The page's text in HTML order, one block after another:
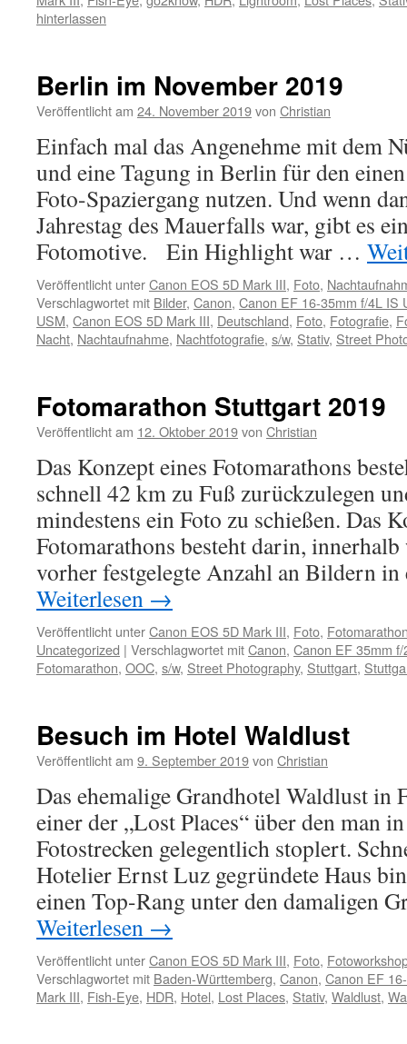
hinterlassen
Berlin im November 2019
Veröffentlicht am 24. November 2019von Christian
Einfach mal das Angenehme mit dem
und eine Tagung in Berlin für den
Foto-Spaziergang nutzen. Und wenn
Jahrestag des Mauerfalls war, gibt es
Fotomotive. Ein Highlight war …
Veröffentlicht unterCanon EOS 5D Mark III, Foto,
Verschlagwortet mit Bilder, Canon, Canon EF 16-35mm f/4L IS
USM, Canon EOS 5D Mark III, Deutschland, Foto, Fotografie,
Nacht, Nachtaufnahme, Nachtfotografie, s/w, Stativ, Street
Fotomarathon Stuttgart 2019
Veröffentlicht am 12. Oktober 2019von Christian
Das Konzept eines Fotomarathons
schnell 42 km zu Fuß zurückzulegen
mindestens ein Foto zu schießen. Das
Fotomarathons besteht darin,
vorher festgelegte Anzahl an Bildern
Weiterlesen →
Veröffentlicht unterCanon EOS 5D Mark III, Foto,
Uncategorized | Verschlagwortet mitCanon, Canon EF 35mm
Fotomarathon, OOC, s/w, Street Photography, Stuttgart,
Besuch im Hotel Waldlust
Veröffentlicht am 9. September 2019von Christian
Das ehemalige Grandhotel Waldlust in
einer der „Lost Places“ über den man
Fotostrecken gelegentlich stoplert.
Hotelier Ernst Luz gegründete Haus
einen Top-Rang unter den damaligen
Weiterlesen →
Veröffentlicht unterCanon EOS 5D Mark III, Foto,
Verschlagwortet mit Baden-Württemberg, Canon, Canon EF
Mark III, Fish-Eye, HDR, Hotel, Lost Places, Stativ, Waldlust,